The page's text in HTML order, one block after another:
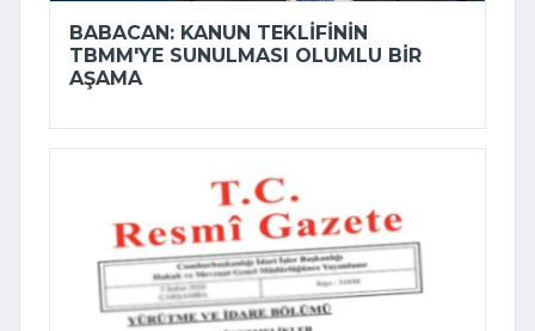
BABACAN: KANUN TEKLIFININ
TBMM'YE SUNULMASI OLUMLU BIR
AŞAMA